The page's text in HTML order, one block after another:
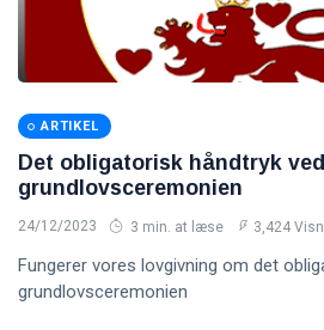
ARTIKEL
Det obligatorisk håndtryk ved
grundlovsceremonien
24/12/2023 3 min. at læse 3,424
Fungerer vores lovgivning om det
grundlovsceremonien